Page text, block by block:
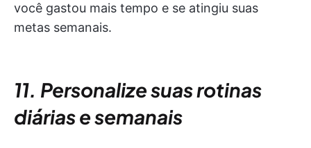
você gastou mais tempo e se atingiu suas
metas semanais.
11. Personalize suas rotinas
diárias e semanais